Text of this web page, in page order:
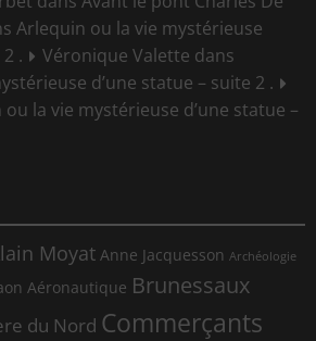
Arlequin ou la vie mystérieuse
.
Véronique Valette dans
d’une statue – suite 2 .
la vie mystérieuse d’une statue –
Moyat Anne Jacquesson Archéologie
Aéronautique Brunessaux
du Nord Commerçants